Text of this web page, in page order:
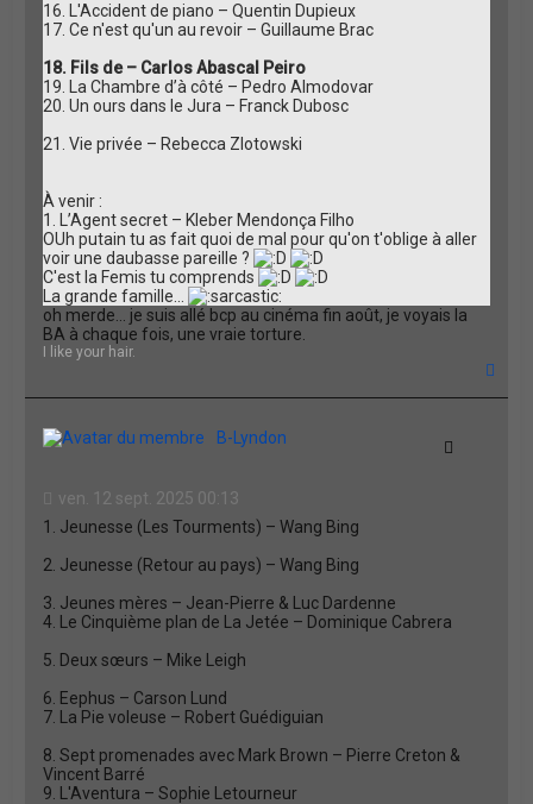
16. L'Accident de piano – Quentin Dupieux
17. Ce n'est qu'un au revoir – Guillaume Brac
18. Fils de – Carlos Abascal Peiro
19. La Chambre d’à côté – Pedro Almodovar
20. Un ours dans le Jura – Franck Dubosc
21. Vie privée – Rebecca Zlotowski
À venir :
1. L’Agent secret – Kleber Mendonça Filho
OUh putain tu as fait quoi de mal pour qu'on t'oblige à aller
voir une daubasse pareille ?
C'est la Femis tu comprends
La grande famille...
oh merde... je suis allé bcp au cinéma fin août, je voyais la
BA à chaque fois, une vraie torture.
I like your hair.
B-Lyndon
ven. 12 sept. 2025 00:13
1. Jeunesse (Les Tourments) – Wang Bing
2. Jeunesse (Retour au pays) – Wang Bing
3. Jeunes mères – Jean-Pierre & Luc Dardenne
4. Le Cinquième plan de La Jetée – Dominique Cabrera
5. Deux sœurs – Mike Leigh
6. Eephus – Carson Lund
7. La Pie voleuse – Robert Guédiguian
8. Sept promenades avec Mark Brown – Pierre Creton &
Vincent Barré
9. L'Aventura – Sophie Letourneur